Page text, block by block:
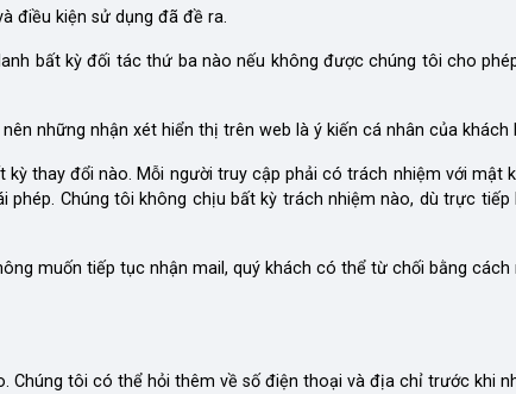
điều kiện sử dụng đã đề ra.
bất kỳ đối tác thứ ba nào nếu không được chúng tôi cho
những nhận xét hiển thị trên web là ý kiến cá nhân của khách
thay đổi nào. Mỗi người truy cập phải có trách nhiệm với mật
Chúng tôi không chịu bất kỳ trách nhiệm nào, dù trực
muốn tiếp tục nhận mail, quý khách có thể từ chối bằng
tôi có thể hỏi thêm về số điện thoại và địa chỉ trước khi